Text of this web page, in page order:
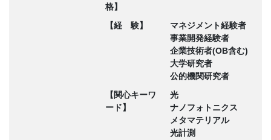
格】
【経 験】
マネジメント経験者
事業開発経験者
企業技術者(OB含む)
大学研究者
公的機関研究者
【関心キーワ
ード】
光
ナノフォトニクス
メタマテリアル
光計測